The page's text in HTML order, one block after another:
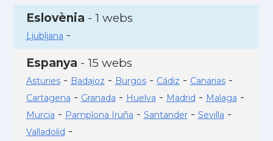
Eslovènia - 1 webs
Ljubljana -
Espanya - 15 webs
Asturies- Badajoz - Burgos- Cádiz - Canarias-
Cartagena - Granada - Huelva - Madrid - Malaga -
Murcia - Pamplona Iruña - Santander- Sevilla -
Valladolid -